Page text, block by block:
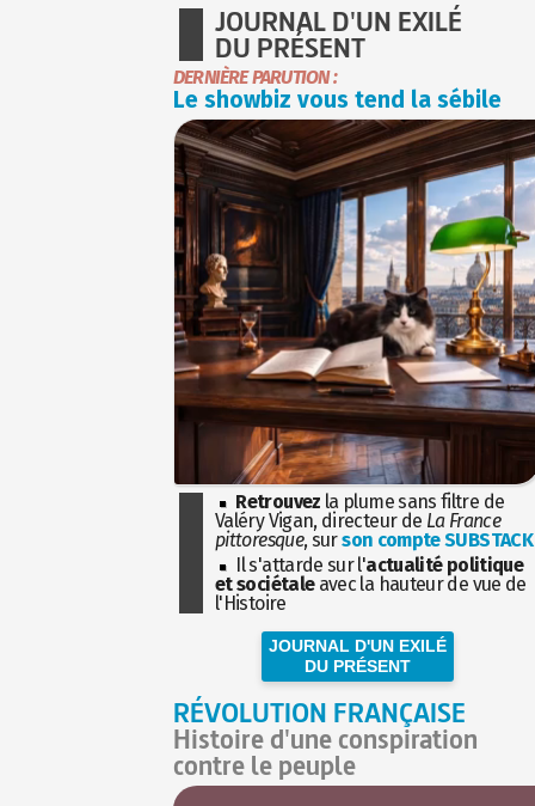
JOURNAL D'UN EXILÉ
DU PRÉSENT
DERNIÈRE PARUTION :
Le showbiz vous tend la sébile
Retrouvez la plume sans filtre de
Valéry Vigan, directeur de La France
pittoresque, surson compte SUBSTACK
Il s'attarde sur l'actualité politique
et sociétaleavec la hauteur de vue de
l'Histoire
JOURNAL D'UN EXILÉ
DU PRÉSENT
RÉVOLUTION FRANÇAISE
Histoire d'une conspiration
contre le peuple